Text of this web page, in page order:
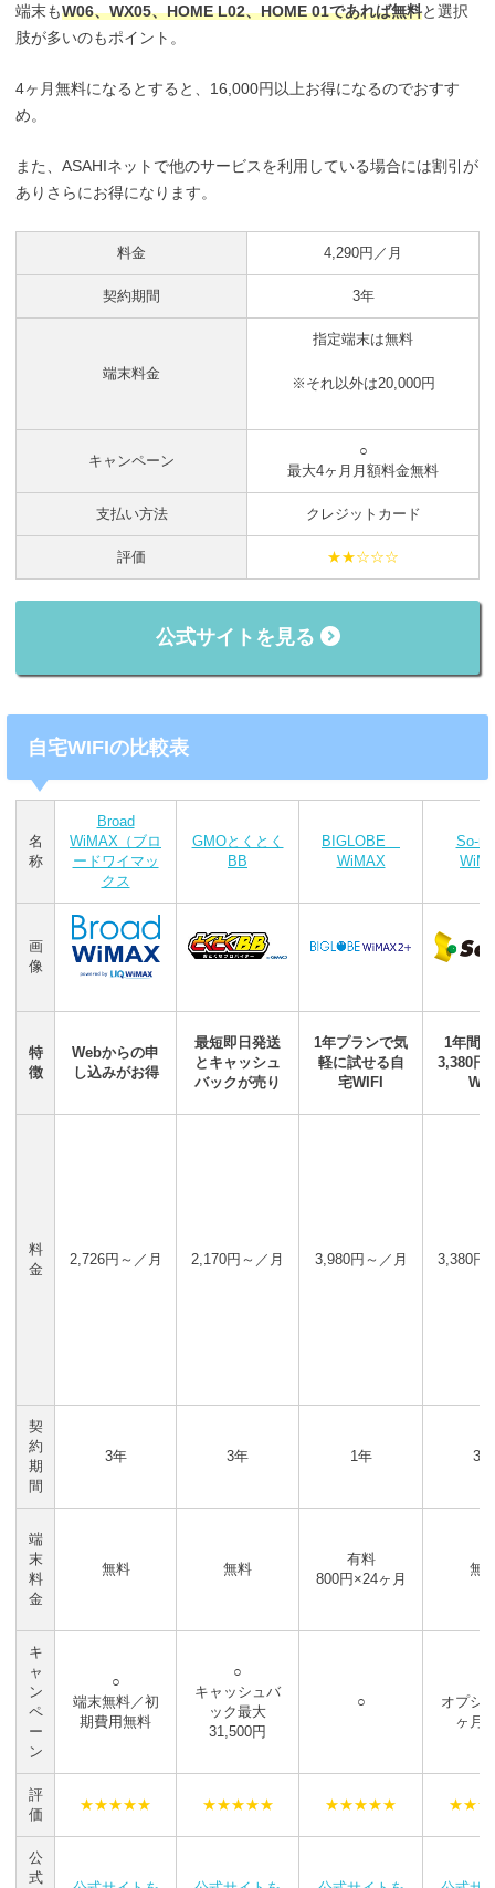
端末もW06、WX05、HOME L02、HOME 01であれば無料と選択
肢が多いのもポイント。
4ヶ月無料になるとすると、16,000円以上お得になるのでおすす
め。
また、ASAHIネットで他のサービスを利用している場合には割引が
ありさらにお得になります。
料金 4,290円／月
契約期間 3年
端末料金
指定端末は無料
※それ以外は20,000円
キャンペーン
○
最大4ヶ月月額料金無料
支払い方法 クレジットカード
評価 ★★☆☆☆
公式サイトを見る
自宅WIFIの比較表
名
称
Broad
WiMAX（ブロ
ードワイマッ
クス
GMOとくとく
BB
BIGLOBE
WiMAX
So-
画
像
特
徴
Webからの申
し込みがお得
最短即日発送
とキャッシュ
バックが売り
1年プランで気
軽に試せる自
宅WIFI
1年間
3,380円
料
金
2,726円～／月 2,170円～／月 3,980円～／月 3,380円
契
約
期
間
3年 3年 1年 3年
端
末
料
金
無料 無料
有料
800円×24ヶ月
無
キ
ャ
ン
ペ
ー
ン
○
端末無料／初
期費用無料
○
キャッシュバ
ック最大
31,500円
○
オプシ
ヶ月
評
価
★★★★★ ★★★★★ ★★★★★
公
式